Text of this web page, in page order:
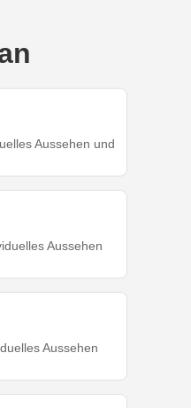
Aussehen und
Aussehen
Aussehen